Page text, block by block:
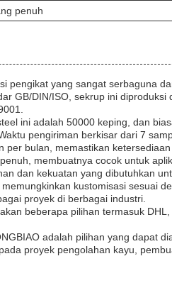
penuh
pengikat yang sangat serbaguna
GB/DIN/ISO, sekrup ini
ini adalah 50000 keping, dan
pengiriman berkisar dari 7
per bulan, memastikan
membuatnya cocok untuk
dan kekuatan yang dibutuhkan
kustomisasi sesuai
proyek di berbagai industri.
beberapa pilihan termasuk
adalah pilihan yang dapat
proyek pengolahan kayu,